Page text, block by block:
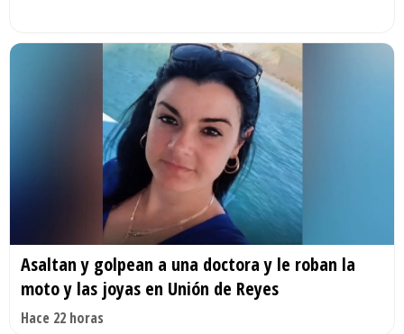
Asaltan y golpean a una doctora y le roban la
moto y las joyas en Unión de Reyes
Hace 22 horas